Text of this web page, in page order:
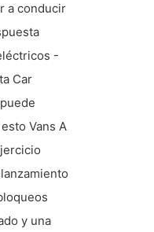
Algunas de las
a conducir
-
Car
Vans A
y una